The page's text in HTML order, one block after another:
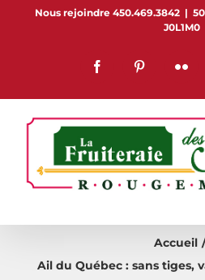
PasserNous rejoindre 450.469.3842 |
J0L1M0
FacebookPinterestFlickr
Accueil
Ail du Québec : sans tiges,